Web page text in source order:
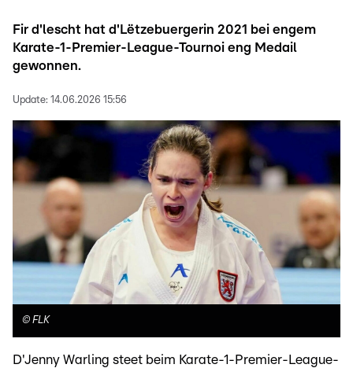
Fir d'lescht hat d'Lëtzebuergerin 2021 bei engem
Karate-1-Premier-League-Tournoi eng Medail
gewonnen.
Update: 14.06.2026 15:56
© FLK
D'Jenny Warling steet beim Karate-1-Premier-League-